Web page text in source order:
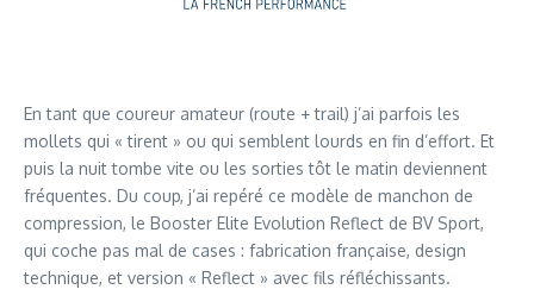
En tant que coureur amateur (route + trail) j’ai parfois les
mollets qui « tirent » ou qui semblent lourds en fin d’effort. Et
puis la nuit tombe vite ou les sorties tôt le matin deviennent
fréquentes. Du coup, j’ai repéré ce modèle de manchon de
compression, le Booster Elite Evolution Reflect de BV Sport,
qui coche pas mal de cases : fabrication française, design
technique, et version « Reflect » avec fils réfléchissants.